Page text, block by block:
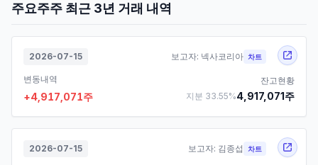
주요주주 최근 3년 거래 내역
2026-07-15 보고자: 넥사코리아 차트
변동내역
+4,917,071주
잔고현황
지분 33.55%4,917,071주
2026-07-15 보고자: 김종섭 차트